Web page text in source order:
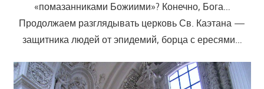
«помазанниками Божиими»? Конечно, Бога…
Продолжаем разглядывать церковь Св. Каэтана —
защитника людей от эпидемий, борца с ересями…